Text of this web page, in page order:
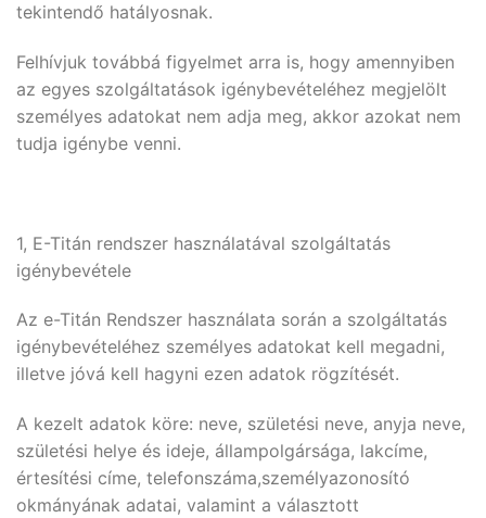
tekintendő hatályosnak.
Felhívjuk továbbá figyelmet arra is, hogy amennyiben
az egyes szolgáltatások igénybevételéhez megjelölt
személyes adatokat nem adja meg, akkor azokat nem
tudja igénybe venni.
1, E-Titán rendszer használatával szolgáltatás
igénybevétele
Az e-Titán Rendszer használata során a szolgáltatás
igénybevételéhez személyes adatokat kell megadni,
illetve jóvá kell hagyni ezen adatok rögzítését.
A kezelt adatok köre: neve, születési neve, anyja neve,
születési helye és ideje, állampolgársága, lakcíme,
értesítési címe, telefonszáma,személyazonosító
okmányának adatai, valamint a választott